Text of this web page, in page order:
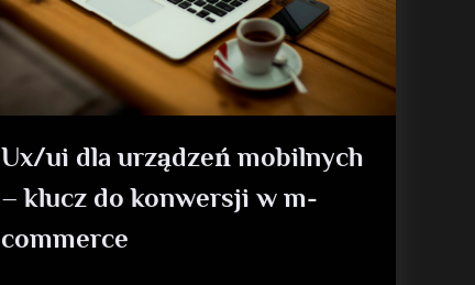
Ux/ui dla urządzeń mobilnych
– klucz do konwersji w m-
commerce